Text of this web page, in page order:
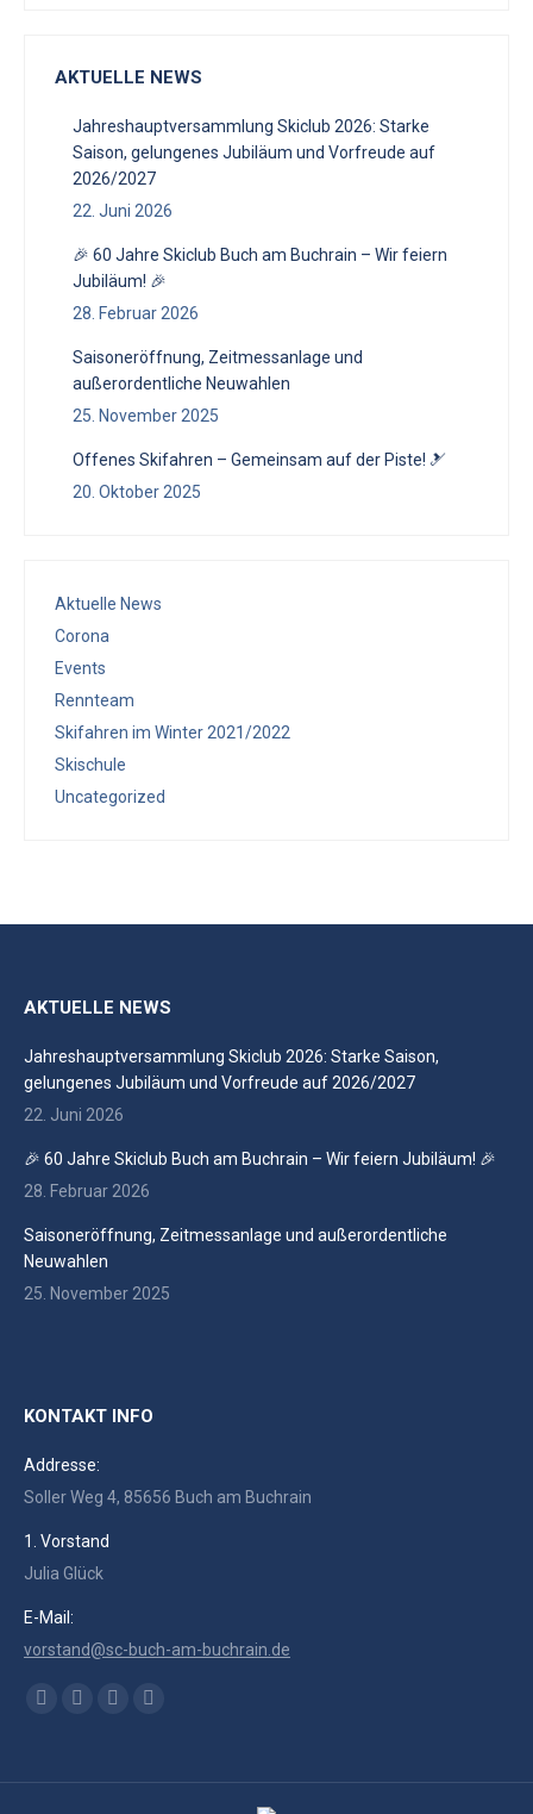
AKTUELLE NEWS
Jahreshauptversammlung Skiclub 2026: Starke
Saison, gelungenes Jubiläum und Vorfreude auf
2026/2027
22. Juni 2026
🎉 60 Jahre Skiclub Buch am Buchrain – Wir feiern
Jubiläum! 🎉
28. Februar 2026
Saisoneröffnung, Zeitmessanlage und
außerordentliche Neuwahlen
25. November 2025
Offenes Skifahren – Gemeinsam auf der Piste! 🎿
20. Oktober 2025
Aktuelle News
Corona
Events
Rennteam
Skifahren im Winter 2021/2022
Skischule
Uncategorized
AKTUELLE NEWS
Jahreshauptversammlung Skiclub 2026: Starke Saison,
gelungenes Jubiläum und Vorfreude auf 2026/2027
22. Juni 2026
🎉 60 Jahre Skiclub Buch am Buchrain – Wir feiern Jubiläum! 🎉
28. Februar 2026
Saisoneröffnung, Zeitmessanlage und außerordentliche
Neuwahlen
25. November 2025
KONTAKT INFO
Addresse:
Soller Weg 4, 85656 Buch am Buchrain
1. Vorstand
Julia Glück
E-Mail:
vorstand@sc-buch-am-buchrain.de
Finden Sie uns auf: